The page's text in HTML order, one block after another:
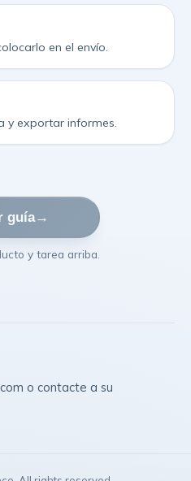
en el envío.
y exportar informes.
guía→
y tarea arriba.
o contacte a su